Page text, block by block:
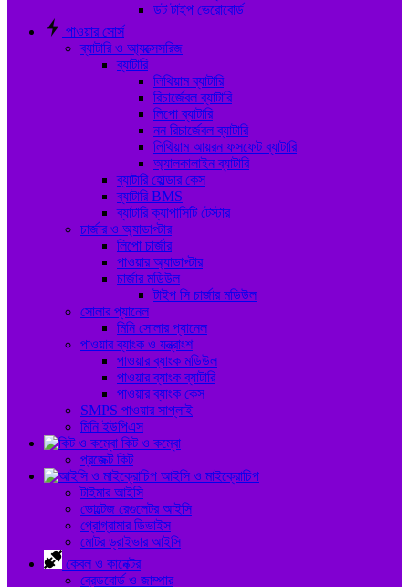
ডট টাইপ ভেরোবোর্ড
পাওয়ার সোর্স
ব্যাটারি ও আ্যক্সেসরিজ
ব্যাটারি
লিথিয়াম ব্যাটারি
রিচার্জেবল ব্যাটারি
লিপো ব্যাটারি
নন রিচার্জেবল ব্যাটারি
লিথিয়াম আয়রন ফসফেট ব্যাটারি
অ্যালকালাইন ব্যাটারি
ব্যাটারি হোল্ডার কেস
ব্যাটারি BMS
ব্যাটারি ক্যাপাসিটি টেস্টার
চার্জার ও অ্যাডাপ্টার
লিপো চার্জার
পাওয়ার অ্যাডাপ্টার
চার্জার মডিউল
টাইপ সি চার্জার মডিউল
সোলার প্যানেল
মিনি সোলার প্যানেল
পাওয়ার ব্যাংক ও যন্ত্রাংশ
পাওয়ার ব্যাংক মডিউল
পাওয়ার ব্যাংক ব্যাটারি
পাওয়ার ব্যাংক কেস
SMPS পাওয়ার সাপ্লাই
মিনি ইউপিএস
কিট ও কম্বো
প্রজেক্ট কিট
আইসি ও মাইক্রোচিপ
টাইমার আইসি
ভোল্টেজ রেগুলেটর আইসি
প্রোগ্রামার ডিভাইস
মোটর ড্রাইভার আইসি
কেবল ও কানেক্টর
ব্রেডবোর্ড ও জাম্পার